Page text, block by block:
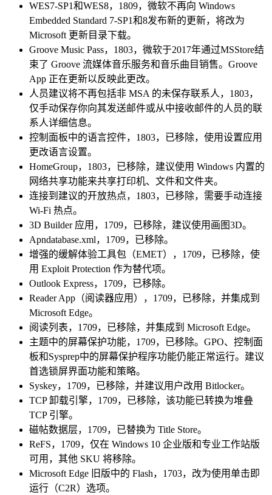
WES7-SP1和WES8，1809，微软不再向 Windows
Embedded Standard 7-SP1和8发布新的更新，将改为
Microsoft 更新目录下载。
Groove Music Pass，1803，微软于2017年通过MSStore结
束了 Groove 流媒体音乐服务和音乐曲目销售。Groove
App 正在更新以反映此更改。
人员建议将不再包括非 MSA 的未保存联系人，1803，
仅手动保存你向其发送邮件或从中接收邮件的人员的联
系人详细信息。
控制面板中的语言控件，1803，已移除，使用设置应用
更改语言设置。
HomeGroup，1803，已移除，建议使用 Windows 内置的
网络共享功能来共享打印机、文件和文件夹。
连接到建议的开放热点，1803，已移除，需要手动连接
Wi-Fi 热点。
3D Builder 应用，1709，已移除，建议使用画图3D。
Apndatabase.xml，1709，已移除。
增强的缓解体验工具包（EMET），1709，已移除，使
用 Exploit Protection 作为替代项。
Outlook Express，1709，已移除。
Reader App（阅读器应用），1709，已移除，并集成到
Microsoft Edge。
阅读列表，1709，已移除，并集成到 Microsoft Edge。
主题中的屏幕保护功能，1709，已移除。GPO、控制面
板和Sysprep中的屏幕保护程序功能仍能正常运行。建议
首选锁屏界面功能和策略。
Syskey，1709，已移除，并建议用户改用 Bitlocker。
TCP 卸载引擎，1709，已移除，该功能已转换为堆叠
TCP 引擎。
磁帖数据层，1709，已替换为 Title Store。
ReFS，1709，仅在 Windows 10 企业版和专业工作站版
可用，其他 SKU 将移除。
Microsoft Edge 旧版中的 Flash，1703，改为使用单击即
运行（C2R）选项。